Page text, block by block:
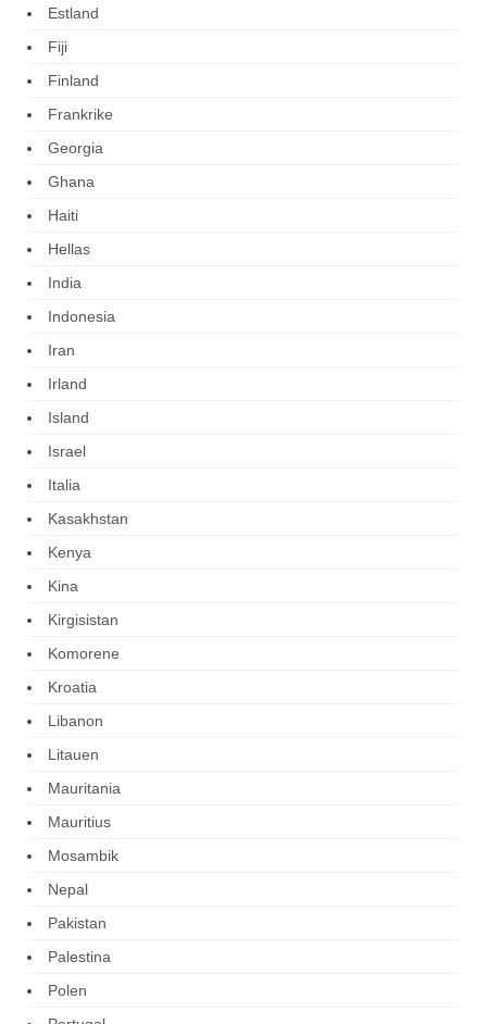
Estland
Fiji
Finland
Frankrike
Georgia
Ghana
Haiti
Hellas
India
Indonesia
Iran
Irland
Island
Israel
Italia
Kasakhstan
Kenya
Kina
Kirgisistan
Komorene
Kroatia
Libanon
Litauen
Mauritania
Mauritius
Mosambik
Nepal
Pakistan
Palestina
Polen